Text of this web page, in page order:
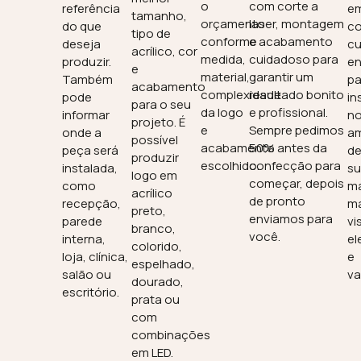
referência
do que
deseja
produzir.
Também
pode
informar
onde a
peça será
instalada,
como
recepção,
parede
interna,
loja, clínica,
salão ou
escritório.
tamanho,
tipo de
acrílico, cor
e
acabamento
para o seu
projeto. É
possível
produzir
logo em
acrílico
preto,
branco,
colorido,
espelhado,
dourado,
prata ou
com
combinações
em LED.
o
orçamento
conforme
medida,
material,
complexidade
da logo
e
acabamento
escolhido.
com corte a
laser, montagem
e acabamento
cuidadoso para
garantir um
resultado bonito
e profissional.
Sempre pedimos
50% antes da
confecção para
começar, depois
de pronto
enviamos para
você.
e